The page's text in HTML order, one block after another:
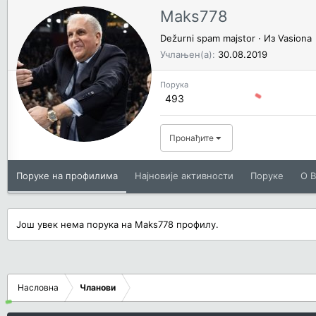
Maks778
Dežurni spam majstor · Из Vasiona
Учлањен(а)
30.08.2019
Порука
493
Пронађите
Поруке на профилима Најновије активности Поруке O
Још увек нема порука на Maks778 профилу.
Насловна Чланови